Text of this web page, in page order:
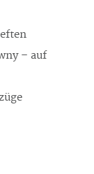
– auf